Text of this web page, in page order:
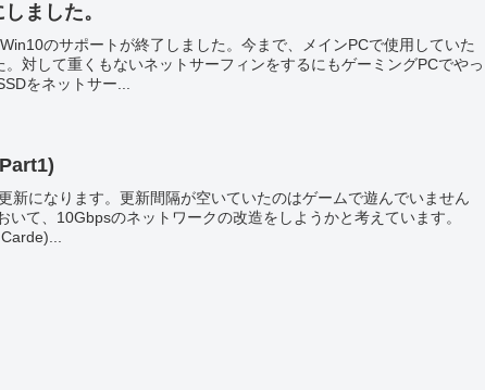
ました。
のサポートが終了しました。今まで、メインPCで使用していた
。対して重くもないネットサーフィンをするにもゲーミングPCでやっ
をネットサー...
新になります。更新間隔が空いていたのはゲームで遊んでいません
いて、10Gbpsのネットワークの改造をしようかと考えています。